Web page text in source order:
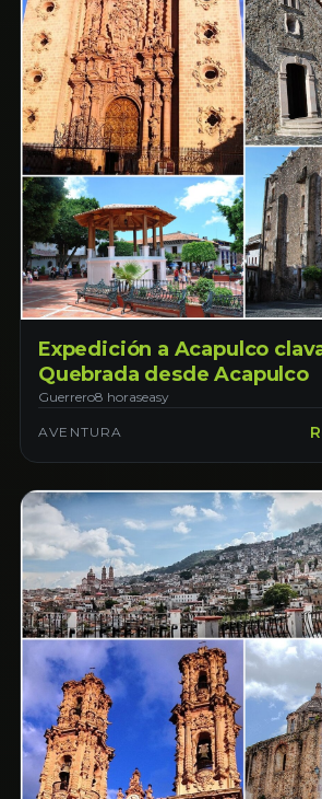
Expedición a Acapulco
Quebrada desde Acapulco
Guerrero8 horaseasy
AVENTURA